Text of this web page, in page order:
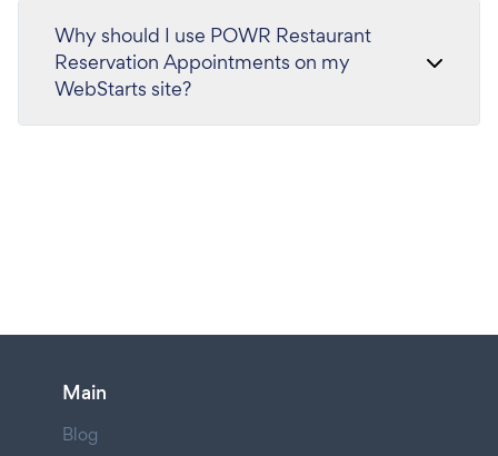
Why should I use POWR Restaurant
Reservation Appointments on my
WebStarts site?
Main
Blog